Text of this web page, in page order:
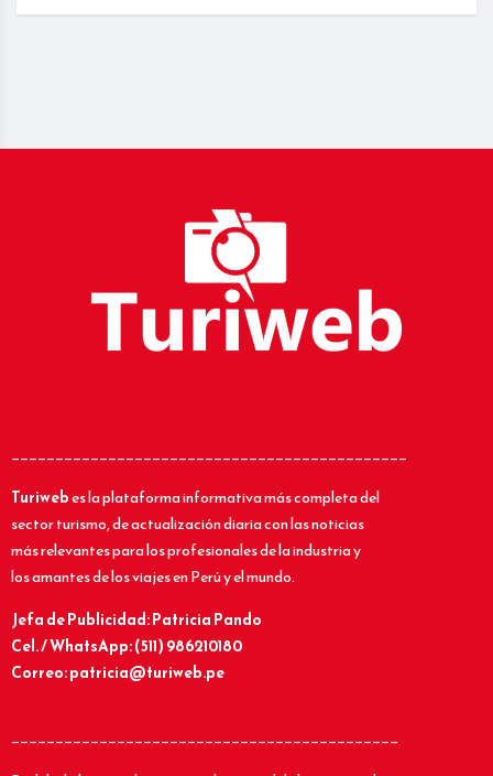
_____________________________________________
Turiwebes la plataforma informativa más completa del
sector turismo, de actualización diaria con las noticias
más relevantes para los profesionales de la industria y
los amantes de los viajes en Perú y el mundo.
Jefa de Publicidad: Patricia Pando
Cel. / WhatsApp: (511) 986210180
Correo: patricia@turiweb.pe
____________________________________________